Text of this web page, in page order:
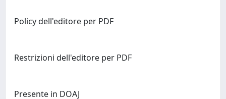
Policy dell'editore per PDF
Restrizioni dell'editore per PDF
Presente in DOAJ